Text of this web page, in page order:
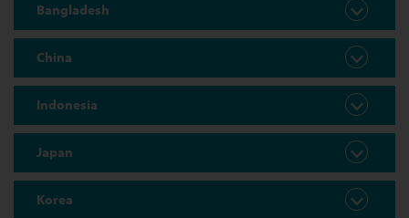
Bangladesh
China
Indonesia
Japan
Korea